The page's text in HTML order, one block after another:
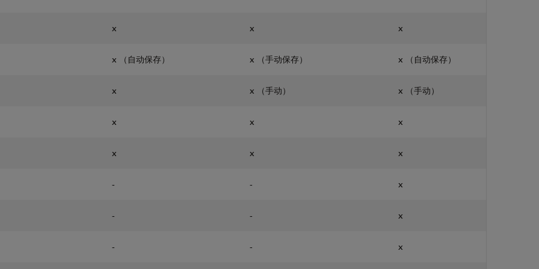
x x x
x （自动保存） x （手动保存） x （自动保存）
x x （手动） x （手动）
x x x
x x x
- - x
- - x
- - x